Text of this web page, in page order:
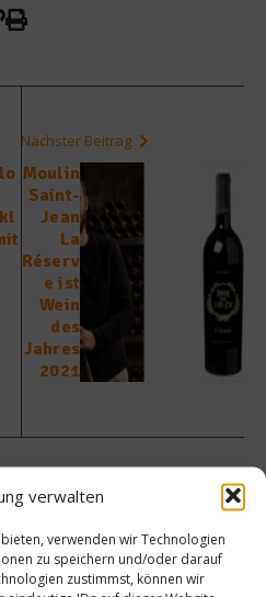
verwalten
verwenden wir Technologien
zu speichern und/oder darauf
zustimmst, können wir
Nächster Beitrag
Moulin
Saint-
Jean
La
Réserv
e ist
Wein
des
Jahres
2021